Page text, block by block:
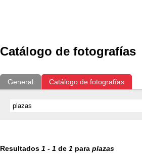
Catálogo de fotografías
General Catálogo de fotografías
Resultados 1 - 1 de 1 para plazas